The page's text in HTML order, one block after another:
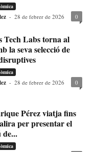
- 28 de febrer de 2026 0
Tech Labs torna al
la seva selecció de
- 28 de febrer de 2026 0
Pérez viatja fins
per presentar el
de...